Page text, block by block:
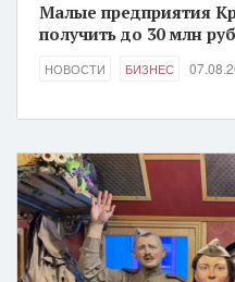
Малые предприятия
получить до 30 млн
НОВОСТИ БИЗНЕС